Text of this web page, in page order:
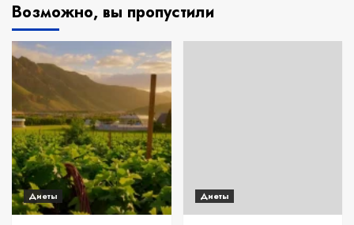
Возможно, вы пропустили
Диеты Диеты